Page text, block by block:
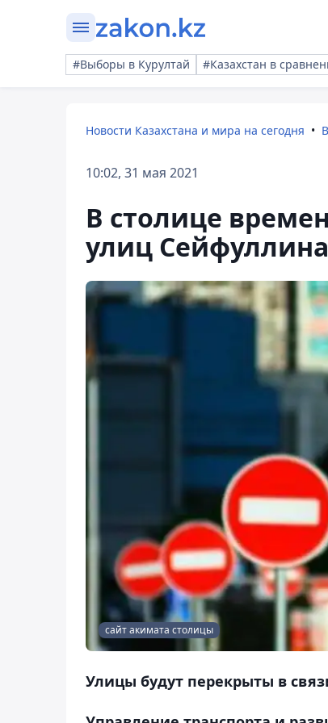
#Выборы в Курултай #Казахстан в
Новости Казахстана и мира на сегодня
10:02, 31 мая 2021
В столице
улиц
сайт акимата столицы
Улицы будут перекрыты в